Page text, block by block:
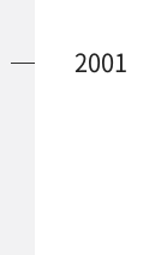
2001